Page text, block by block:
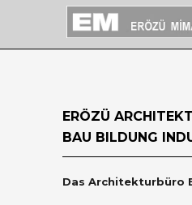
ERÖZÜ
BAU BILDUNG
Das Architekturbüro